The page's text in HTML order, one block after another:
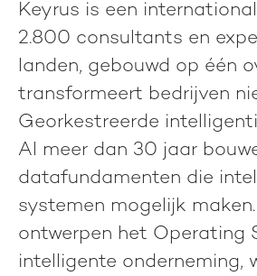
Keyrus is een
2.800 consultants en
landen, gebouwd op één
transformeert bedrijven
Georkestreerde
Al meer dan 30 jaar
datafundamenten die
systemen mogelijk maken.
ontwerpen het Operating
intelligente onderneming,